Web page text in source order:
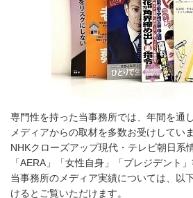
専門性を持った当事務所では、年間を通
メディアからの取材を多数お受けしていま
NHKクローズアップ現代・テレビ朝日系
「AERA」「女性自身」「プレジデント
当事務所のメディア実績については、以
けるとご覧いただけます。